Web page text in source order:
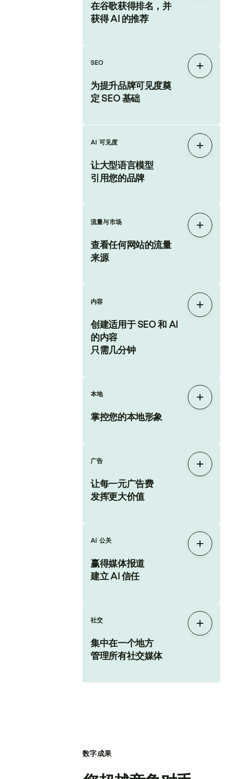
在谷歌获得排名，并
获得 AI 的推荐
SEO
为提升品牌可见度奠
定 SEO 基础
展开
AI 可见度
让大型语言模型
引用您的品牌
展开
流量与市场
查看任何网站的流量
来源
展开
内容
创建适用于 SEO 和 AI
的内容
只需几分钟
展开
本地
掌控您的本地形象
展开
广告
让每一元广告费
发挥更大价值
展开
AI 公关
赢得媒体报道
建立 AI 信任
展开
社交
集中在一个地方
管理所有社交媒体
展开
数字成果